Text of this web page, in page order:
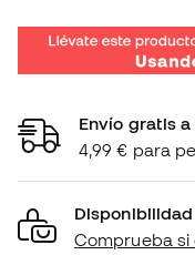
Envío gratis
4,99 € para
Comprueba si